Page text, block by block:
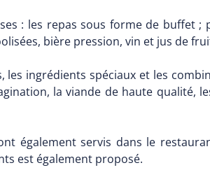
: les repas sous forme de buffet
bière pression, vin et jus de
ingrédients spéciaux et les
la viande de haute qualité,
également servis dans le
est également proposé.